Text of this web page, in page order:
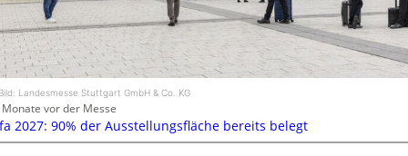
Landesmesse Stuttgart GmbH & Co. KG
vor der Messe
2027: 90% der Ausstellungsfläche bereits belegt